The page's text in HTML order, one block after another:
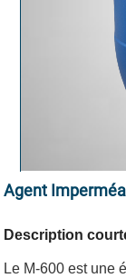
Agent
Description
Le M-600 est une